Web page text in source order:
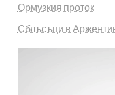
Ормузкия проток
Сблъсъци в